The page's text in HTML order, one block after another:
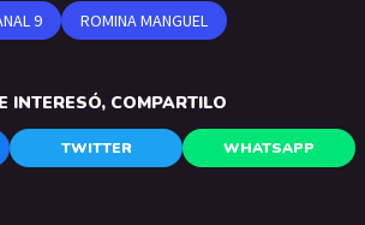
9 ROMINA MANGUEL
INTERESÓ, COMPARTILO
TWITTER WHATSAPP